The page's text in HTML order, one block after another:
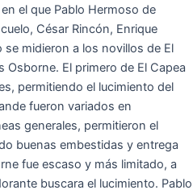
el que Pablo Hermoso de
César Rincón, Enrique
midieron a los novillos de El
Osborne. El primero de El Capea
permitiendo el lucimiento del
fueron variados en
generales, permitieron el
buenas embestidas y entrega
fue escaso y más limitado, a
buscara el lucimiento. Pablo